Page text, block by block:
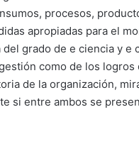
procesos,
apropiadas para el
grado de e ciencia y e
como de los logros
de la organización,
si entre ambos se